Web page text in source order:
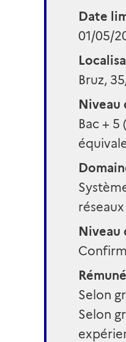
Date
01/05/
Bruz,
Niveau
Bac + 5
réseaux
Niveau
Selon
Selon